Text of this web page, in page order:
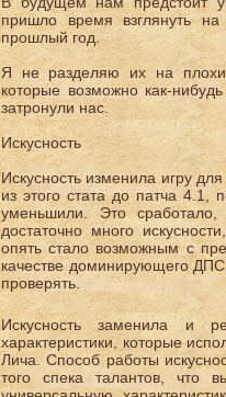
пришло время взглянуть
прошлый год.
Я не разделяю их на
которые возможно как-
затронули нас.
Искусность
Искусность изменила игру
из этого стата до патча 4.1,
уменьшили. Это
достаточно много
опять стало возможным с
качестве доминирующего ДПС
проверять.
Искусность заменила и
характеристики, которые
Лича. Способ работы
того спека талантов, что